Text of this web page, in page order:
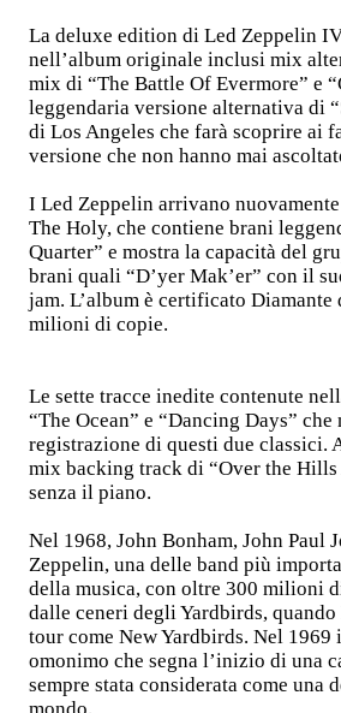
La deluxe edition di Led Zeppelin
nell’album originale inclusi mix
mix di “The Battle Of Evermore” e
leggendaria versione alternativa di
di Los Angeles che farà scoprire ai
versione che non hanno mai
I Led Zeppelin arrivano
The Holy, che contiene brani
Quarter” e mostra la capacità del
brani quali “D’yer Mak’er” con il
jam. L’album è certificato
milioni di copie.
Le sette tracce inedite contenute
“The Ocean” e “Dancing Days”
registrazione di questi due
mix backing track di “Over the Hills
senza il piano.
Nel 1968, John Bonham, John Paul
Zeppelin, una delle band più
della musica, con oltre 300 milioni
dalle ceneri degli Yardbirds, quando
tour come New Yardbirds. Nel
omonimo che segna l’inizio di una
sempre stata considerata come